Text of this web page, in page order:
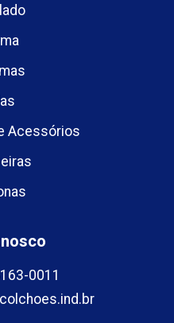
Acessórios
0011